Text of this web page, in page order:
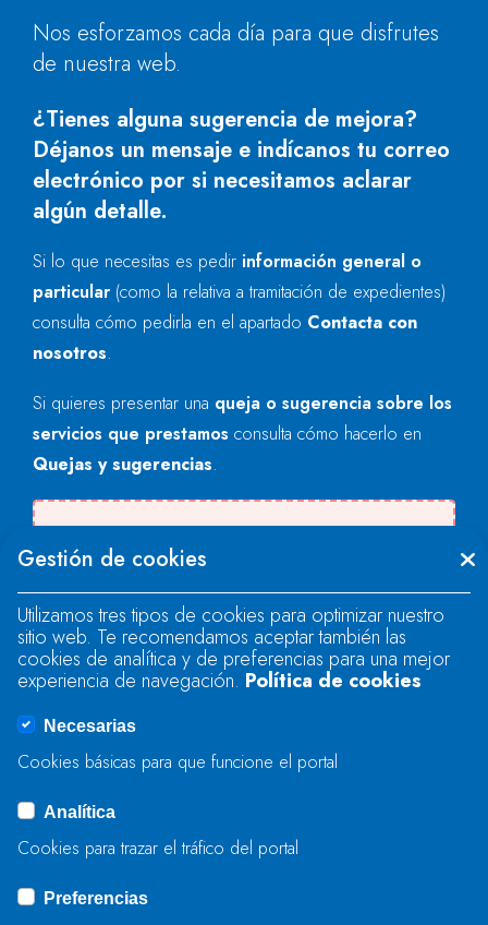
Nos esforzamos cada día para que disfrutes
de nuestra web.
¿Tienes alguna sugerencia de mejora?
Déjanos un mensaje e indícanos tu correo
electrónico por si necesitamos aclarar
algún detalle.
Si lo que necesitas es pedir información general o
particular (como la relativa a tramitación de expedientes)
consulta cómo pedirla en el apartado Contacta con
nosotros.
Si quieres presentar una queja o sugerencia sobre los
servicios que prestamos consulta cómo hacerlo en
Quejas y sugerencias.
"text".
Se produjo un error al cargar el campo
"text".
Se produjo un error al cargar el campo
ENVIAR
Gestión de cookies
Utilizamos tres tipos de cookies para optimizar nuestro
sitio web. Te recomendamos aceptar también las
cookies de analítica y de preferencias para una mejor
experiencia de navegación. Política de cookies
Necesarias
Cookies básicas para que funcione el portal
Analítica
Cookies para trazar el tráfico del portal
Preferencias